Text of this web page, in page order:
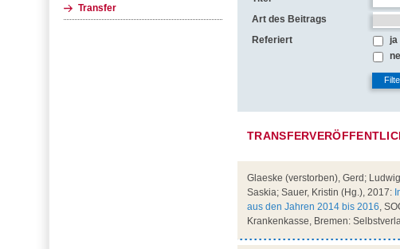
Transfer
Art des Beitrags
Referiert
ja
Glaeske (verstorben), Gerd;
Saskia; Sauer, Kristin (Hg.), 2017:
aus den Jahren 2014 bis 2016,
Krankenkasse, Bremen: